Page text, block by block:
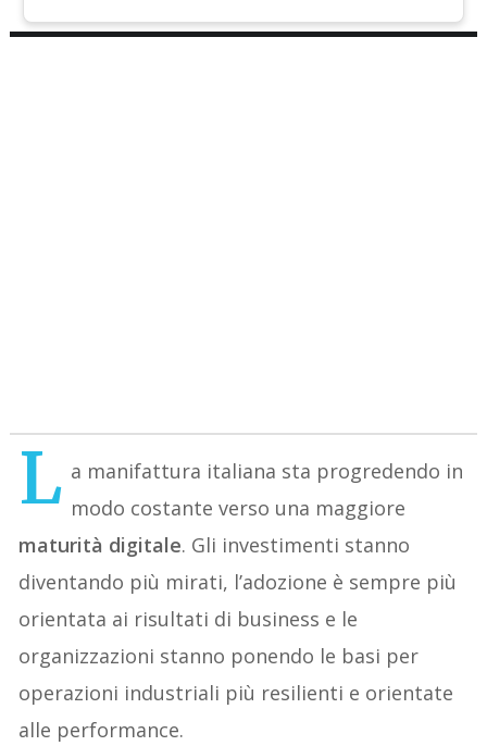
L a manifattura italiana sta progredendo in
modo costante verso una maggiore
maturità digitale. Gli investimenti stanno
diventando più mirati, l’adozione è sempre più
orientata ai risultati di business e le
organizzazioni stanno ponendo le basi per
operazioni industriali più resilienti e orientate
alle performance.